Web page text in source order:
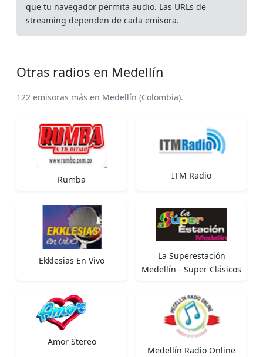
que tu navegador permita audio. Las URLs de
streaming dependen de cada emisora.
Otras radios en Medellín
122 emisoras más en Medellín (Colombia).
Rumba ITM Radio
Ekklesias En Vivo
La Superestación
Medellín - Super Clásicos
Amor Stereo
Medellín Radio Online